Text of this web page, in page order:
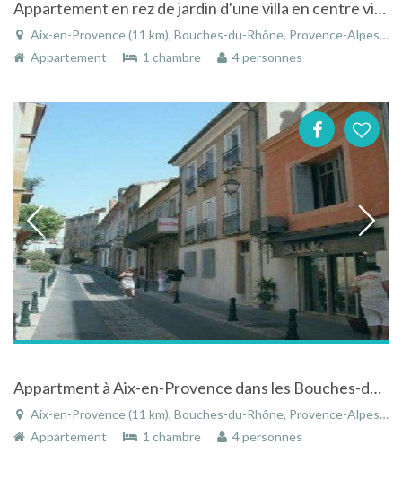
Appartement en rez de jardin d'une villa en centre ville d' Aix en Provence
Aix-en-Provence (11 km), Bouches-du-Rhône, Provence-Alpes-Côte d'Azur, France
Appartement
1 chambre 4 personnes
Appartment à Aix-en-Provence dans les Bouches-du-Rhône en plein centre ville
Aix-en-Provence (11 km), Bouches-du-Rhône, Provence-Alpes-Côte d'Azur, France
Appartement
1 chambre 4 personnes